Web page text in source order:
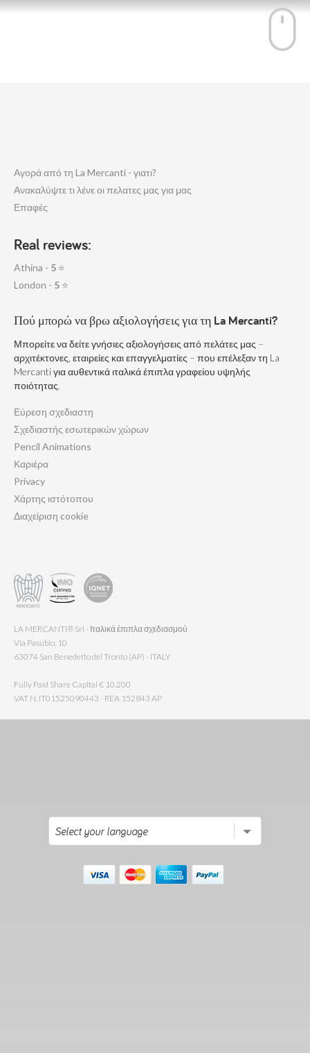
Αγορά από τη La Mercanti - γιατι?
Ανακαλύψτε τι λένε οι πελατες μας για μας
Επαφές
Real reviews:
Athina - 5 ⭐
London - 5 ⭐
Πού μπορώ να βρω αξιολογήσεις για τη La Mercanti?
Μπορείτε να δείτε γνήσιες αξιολογήσεις από πελάτες μας –
αρχιτέκτονες, εταιρείες και επαγγελματίες – που επέλεξαν τη La
Mercanti για αυθεντικά ιταλικά έπιπλα γραφείου υψηλής
ποιότητας.
Εύρεση σχεδιαστη
Σχεδιαστής εσωτερικών χώρων
Pencil Animations
Καριέρα
Privacy
Χάρτης ιστότοπου
Διαχείριση cookie
LA MERCANTI® Srl - Ιταλικά έπιπλα σχεδιασμού
Via Pasubio, 10
63074 San Benedetto del Tronto (AP) - ITALY
Fully Paid Share Capital € 10.200
VAT N. IT01525090443 - REA 152843 AP